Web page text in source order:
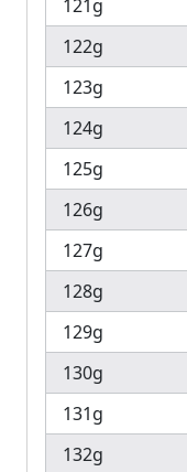
121g
122g
123g
124g
125g
126g
127g
128g
129g
130g
131g
132g